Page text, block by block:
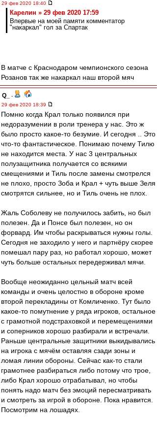
29 фев 2020 18:40
Карелин » 29 фев 2020 17:59
Впервые на моей памяти комментатор
"накаркал" гол за Спартак
В матче с Краснодаром чемпионского сезона
Розанов так же накаркал наш второй мяч
Q_
-
29 фев 2020 18:39
Помню когда Крал только появился при
недоразумении в роли тренера у нас. Это ж
было просто какое-то безумие. И сегодня .. Это
что-то фантастическое. Понимаю почему Тилю
не находится места. У нас 3 центральных
полузащитника получается со всякими
смещениями и Тиль после замены смотрелся
не плохо, просто Зоба и Крал + чуть выше Зеля
смотрятся сильнее, но и Тиль очень не плох.
Жаль Соболеву не получилось забить, но был
полезен. Да и Понсе был полезен, но он
форвард. Им чтобы раскрываться нужны голы.
Сегодня не заходило у него и партнёру скорее
помешал пару раз, но работал хорошо, может
чуть больше остальных передерживал мячи.
Вообще неожиданно цельный матч всей
команды и очень целостно в обороне кроме
второй перекладины от Комличенко. Тут было
какое-то помутнение у ряда игроков, остальное
с грамотной подстраховкой и перемещениями
и соперников хорошо разбирали и встречали.
Раньше центральные защитники выкидывались
на игрока с мячём оставляя сзади зоны и
ломая линии обороны. Сейчас как-то стали
грамотнее разбираться либо потому что трое,
либо Крал хорошо отрабатывал, но чтобы
понять надо матч без эмоций пересматривать
и смотреть за игрой в обороне. Пока нравится.
Посмотрим на лошадях.